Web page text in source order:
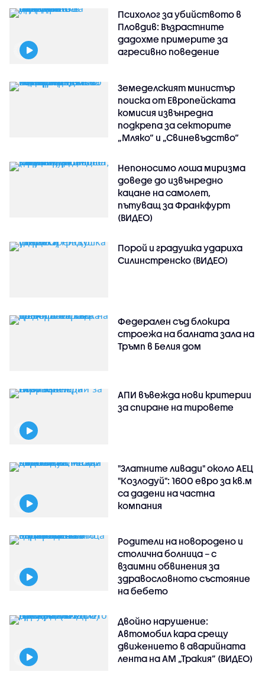
Психолог за убийството в
Пловдив: Възрастните
дадохме примерите за
агресивно поведение
Земеделският министър
поиска от Европейската
комисия извънредна
подкрепа за секторите
„Мляко“ и „Свиневъдство“
Непоносимо лоша миризма
доведе до извънредно
кацане на самолет,
пътуващ за Франкфурт
(ВИДЕО)
Порой и градушка удариха
Силинстренско (ВИДЕО)
Федерален съд блокира
строежа на балната зала на
Тръмп в Белия дом
АПИ въвежда нови критерии
за спиране на тировете
"Златните ливади" около АЕЦ
"Козлодуй": 1600 евро за кв.м
са дадени на частна
компания
Родители на новородено и
столична болница – с
взаимни обвинения за
здравословното състояние
на бебето
Двойно нарушение:
Автомобил кара срещу
движението в аварийната
лента на АМ „Тракия” (ВИДЕО)